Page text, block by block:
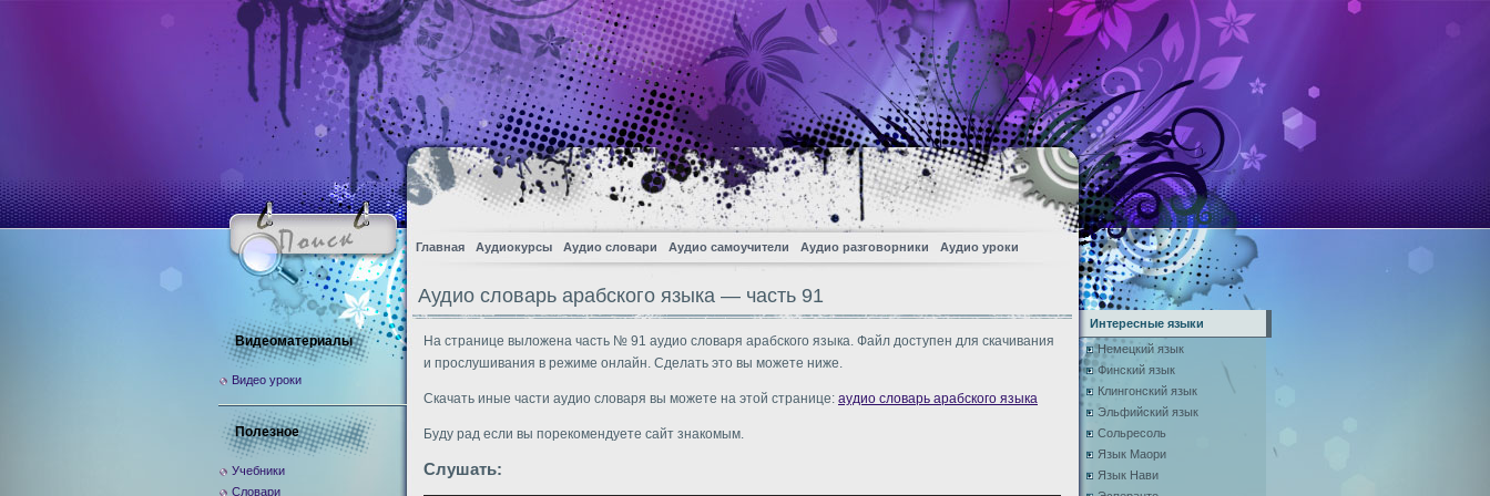
Главная Аудиокурсы Аудио словари Аудио самоучители Аудио разговорники Аудио уроки
Аудио словарь арабского языка — часть 91
На странице выложена часть № 91 аудио словаря арабского языка. Файл доступен для скачивания
и прослушивания в режиме онлайн. Сделать это вы можете ниже.
Скачать иные части аудио словаря вы можете на этой странице: аудио словарь арабского языка
Буду рад если вы порекомендуете сайт знакомым.
Слушать:
Видеоматериалы
Видео уроки
Полезное
Учебники
Словари
Интересные языки
Немецкий язык
Финский язык
Клингонский язык
Эльфийский язык
Сольресоль
Язык Маори
Язык Нави